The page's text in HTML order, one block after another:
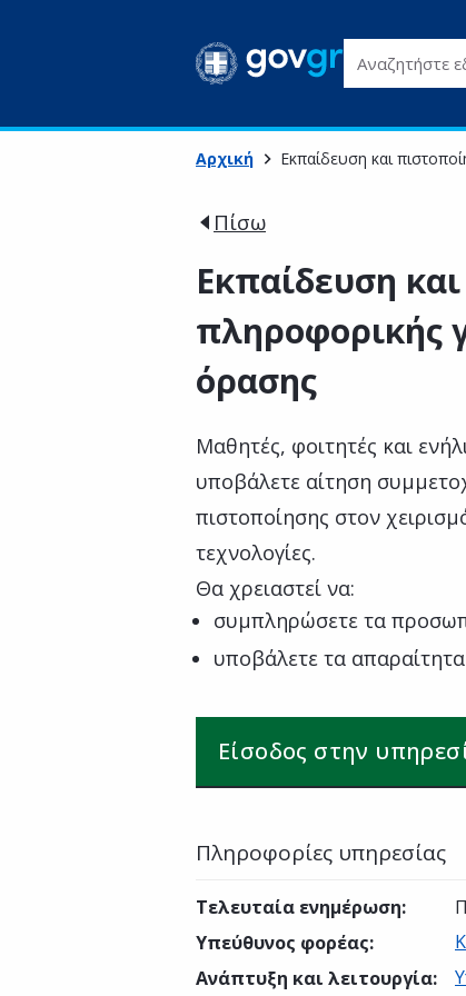
Αναζητήστε
Αρχική Εκπαίδευση και
Πίσω
Εκπαίδευση
πληροφορικής
όρασης
Μαθητές, φοιτητές και
υποβάλετε αίτηση
πιστοποίησης στον
τεχνολογίες.
Θα χρειαστεί να:
συμπληρώσετε τα
υποβάλετε τα απαραίτητα
Είσοδος στην
Πληροφορίες υπηρεσίας
Τελευταία ενημέρωση:
Υπεύθυνος φορέας:
Ανάπτυξη και λειτουργία: